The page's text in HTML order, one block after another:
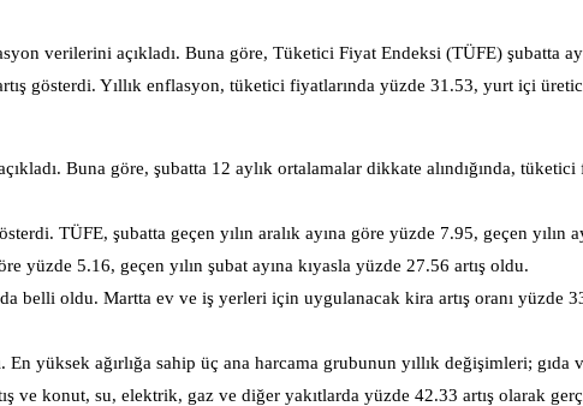
verilerini açıkladı. Buna göre, Tüketici Fiyat Endeksi (TÜFE) şubatta
gösterdi. Yıllık enflasyon, tüketici fiyatlarında yüzde 31.53, yurt içi
Buna göre, şubatta 12 aylık ortalamalar dikkate alındığında,
TÜFE, şubatta geçen yılın aralık ayına göre yüzde 7.95, geçen yılın
yüzde 5.16, geçen yılın şubat ayına kıyasla yüzde 27.56 artış oldu.
belli oldu. Martta ev ve iş yerleri için uygulanacak kira artış oranı yüzde
yüksek ağırlığa sahip üç ana harcama grubunun yıllık değişimleri; gıda
ve konut, su, elektrik, gaz ve diğer yakıtlarda yüzde 42.33 artış olarak